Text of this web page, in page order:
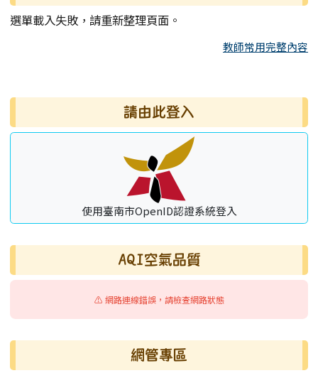
選單載入失敗，請重新整理頁面。
教師常用完整內容
右邊區域內容 請由此登入
使用臺南市OpenID認證系統登入
AQI空氣品質
⚠️ 網路連線錯誤，請檢查網路狀態
網管專區